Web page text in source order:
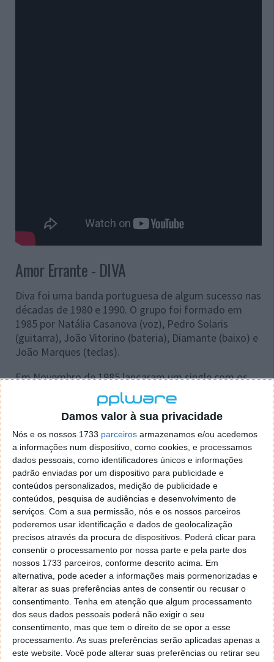
Damos valor à sua privacidade
Nós e os nossos 1733 parceiros armazenamos e/ou acedemos
a informações num dispositivo, como cookies, e processamos
dados pessoais, como identificadores únicos e informações
padrão enviadas por um dispositivo para publicidade e
conteúdos personalizados, medição de publicidade e
conteúdos, pesquisa de audiências e desenvolvimento de
serviços. Com a sua permissão, nós e os nossos parceiros
poderemos usar identificação e dados de geolocalização
precisos através da procura de dispositivos. Poderá clicar para
consentir o processamento por nossa parte e pela parte dos
nossos 1733 parceiros, conforme descrito acima. Em
alternativa, pode aceder a informações mais pormenorizadas e
alterar as suas preferências antes de consentir ou recusar o
consentimento. Tenha em atenção que algum processamento
dos seus dados pessoais poderá não exigir o seu
consentimento, mas que tem o direito de se opor a esse
processamento. As suas preferências serão aplicadas apenas a
este website. Você pode alterar suas preferências ou retirar seu
Amor Errante - DIVA
Diva foi uma banda portuguesa de algum sucesso nas
décadas de 1980 e 1990. O grupo foi formado em
1985 por Natália Casanova (voz), Pedro Solaris
(guitarra), João Vitorino (bateria), Diamante (baixo) e
João Marques (teclas).
Em Novembro de 1985 lançaram um single com os
temas "Chuva" e "Saudade e Raiva" para a editora
Metro-som. A capa apresenta um erro gráfico pois os
temas aparecem indicados como "Saudade" e
"Raiva".
António Freire (guitarra), Óscar Coutinho (baixo) e
Pedro Domingos (teclas) entram para o grupo em
1986. No ano de 1989 assinaram contrato com a EMI-
Valentim de Carvalho. Em 1990 lançaram o álbum
"Ecos de Outono", produzido por Ricardo Camacho e
Francis. "Amor Errante" é um dos temas mais
marcantes do disco.
Em 1993 dá-se a saída de Pedro Domingos e a
entrada do violinista Carlos Aires. Participam com
uma versão de "Canção de Embalar" no disco "Filhos
da Madrugada. Atuam no concerto "Filhos da
Madrugada ao Vivo".
O segundo álbum, "Deserto Azul", foi editado em